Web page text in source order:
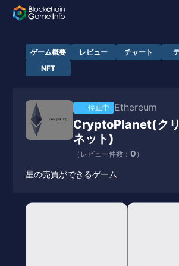
ゲーム概要 レビュー チャート
NFT
停止中 Ethereum
CryptoPlanet(ク
ネット)
（レビュー件数： 0 ）
星の売買ができるゲーム